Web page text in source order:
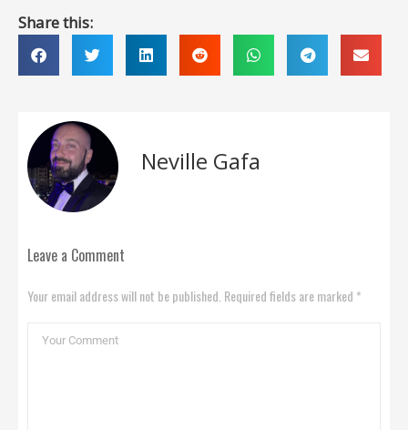
Share this:
Neville Gafa
Leave a Comment
Your email address will not be published. Required fields are marked *